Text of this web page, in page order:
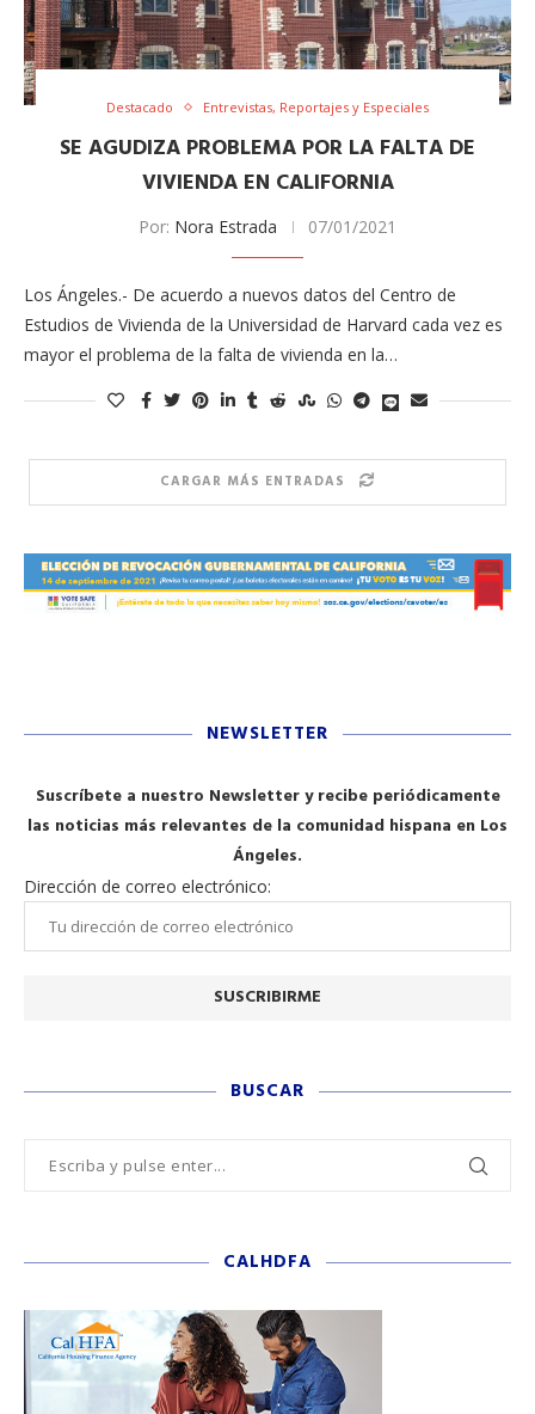
Destacado Entrevistas, Reportajes y Especiales
SE AGUDIZA PROBLEMA POR LA FALTA DE
VIVIENDA EN CALIFORNIA
Por: Nora Estrada 07/01/2021
Los Ángeles.- De acuerdo a nuevos datos del Centro de
Estudios de Vivienda de la Universidad de Harvard cada vez es
mayor el problema de la falta de vivienda en la…
CARGAR MÁS ENTRADAS
NEWSLETTER
Suscríbete a nuestro Newsletter y recibe periódicamente
las noticias más relevantes de la comunidad hispana en Los
Ángeles.
Dirección de correo electrónico:
BUSCAR
CALHDFA